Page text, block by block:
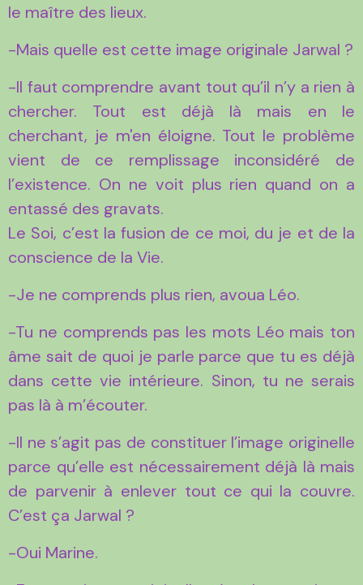
le maître des lieux.
-Mais quelle est cette image originale Jarwal ?
-Il faut comprendre avant tout qu’il n’y a rien à
chercher. Tout est déjà là mais en le
cherchant, je m'en éloigne. Tout le problème
vient de ce remplissage inconsidéré de
l’existence. On ne voit plus rien quand on a
entassé des gravats.
Le Soi, c’est la fusion de ce moi, du je et de la
conscience de la Vie.
-Je ne comprends plus rien, avoua Léo.
-Tu ne comprends pas les mots Léo mais ton
âme sait de quoi je parle parce que tu es déjà
dans cette vie intérieure. Sinon, tu ne serais
pas là à m’écouter.
-Il ne s’agit pas de constituer l’image originelle
parce qu’elle est nécessairement déjà là mais
de parvenir à enlever tout ce qui la couvre.
C’est ça Jarwal ?
-Oui Marine.